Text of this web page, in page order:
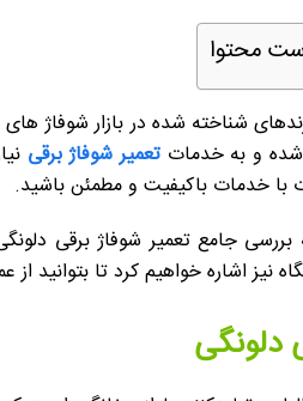
محتوا
شناخته شده در بازار شوفاژ
و به خدمات تعمیر شوفاژ برقی
با خدمات باکیفیت و مطمئن باشید.
بررسی جامع تعمیر شوفاژ برقی
اشاره خواهیم کرد تا بتوانید از
دلونگی